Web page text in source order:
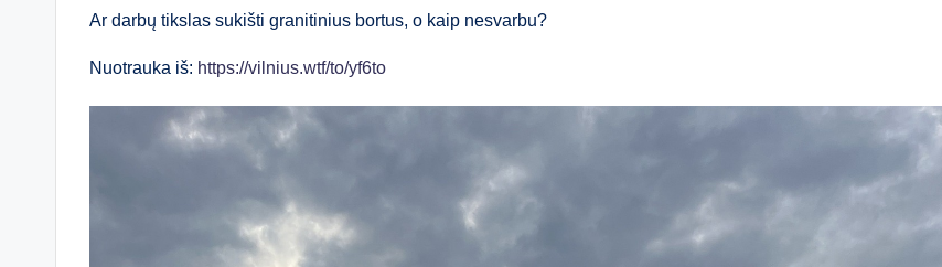
Ar darbų tikslas sukišti granitinius bortus, o kaip nesvarbu?
Nuotrauka iš: https://vilnius.wtf/to/yf6to